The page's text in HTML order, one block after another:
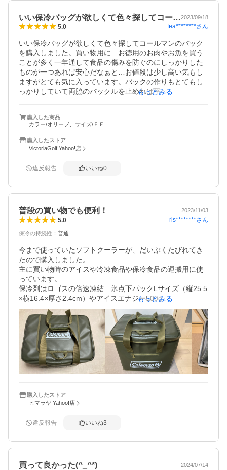
いい保冷バッグが欲しくて色々探してコー…2023/09/18
5.0 fea********さん
いい保冷バッグが欲しくて色々探してコールマンのバック
を購入しました。買い物用に…お徳用のお肉やお魚を買う
ことが多く一年通して食品の傷みを防ぐのにしっかりした
ものが一つあれば安心だなぁと…お値段は少し高い気もし
ますがとても気に入っています。バックの作りもとてもし
っかりしていて両脇のバックルを止めれば平べったくコン
入りマジックテープで止めて中央に買い物した物が入りま
す。さすがコールマンです。保冷効果もとても良く買って
良かったと思います。大事に使いたいと思います。オスス
メです。
もっとみる
購入した商品
カラー/オリーブ、サイズ/ＦＦ
購入したストア
VictoriaGolf Yahoo!店
違反報告 いいね0
普段の買い物でも便利！ 2023/11/03
5.0 ris********さん
保冷の持続性 ： 普通
今まで使っていたソフトクーラーが、だいぶくたびれてき
たので購入しました。
主に買い物時のアイスや冷凍食品や保冷食品の運搬用に使
っています。
保冷剤はロゴスの倍速凍結　氷点下パックLサイズ（縦25.5
×横16.4×厚さ2.4cm）やアイスエナジー500g（縦24.5×横1
7.0×厚さ3.0cm）等を保冷するものに合わせて、使用する
数を調整しています。
スーパー等での買い物ならよっぽど買いすぎ無ければ充分
入ります。
色もオリーブ色で落ち着いていていい感じです。
ソフトクーラーなので折り畳めますが、普段の買い物で使
うので、折り畳まずにそのままにしています。
もっとみる
購入したストア
ヒマラヤ Yahoo!店
違反報告 いいね3
買って良かった(^_^*) 2024/07/14